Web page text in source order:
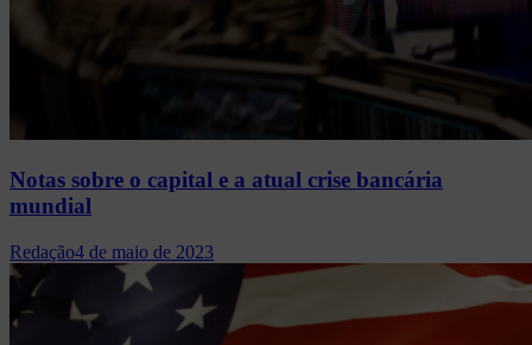
Notas sobre o capital e a atual crise bancária
mundial
Redação4 de maio de 2023